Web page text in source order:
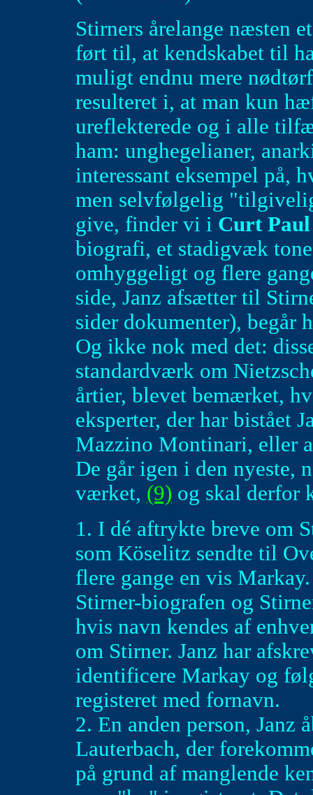
Stirners årelange næsten
ført til, at kendskabet til
muligt endnu mere
resulteret i, at man kun
ureflekterede og i alle
ham: unghegelianer,
interessant eksempel på,
men selvfølgelig
give, finder vi i Curt
biografi, et stadigvæk
omhyggeligt og flere
side, Janz afsætter til
sider dokumenter), begår
Og ikke nok med det:
standardværk om
årtier, blevet bemærket,
eksperter, der har bistået
Mazzino Montinari, eller
De går igen i den nyeste,
værket, (9) og skal derfor
1. I dé aftrykte breve om
som Köselitz sendte til
flere gange en vis
Stirner-biografen og
hvis navn kendes af
om Stirner. Janz har
identificere Markay og
registeret med fornavn.
2. En anden person, Janz
Lauterbach, der
på grund af manglende